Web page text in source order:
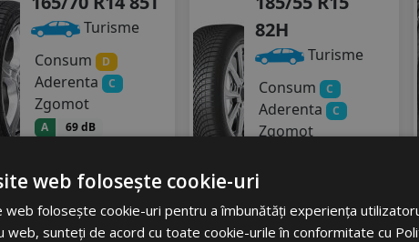
Turisme
Consum
D
Aderenta C
Zgomot
A 69 dB
308 RON
Discount 17
82H
Turisme
Consum
C
Aderenta C
Zgomot
362
484 RON
web folosește cookie-uri
web folosește cookie-uri pentru a îmbunătăți experiența
web, sunteți de acord cu toate cookie-urile în conformitate cu